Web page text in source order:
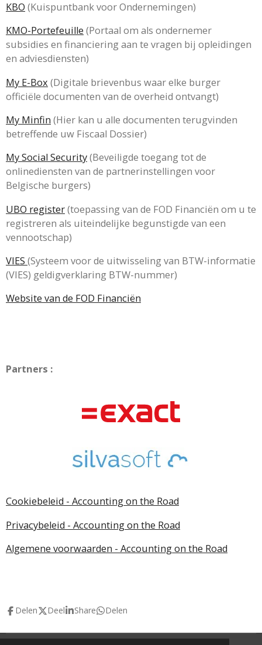
KBO (Kuispuntbank voor Ondernemingen)
KMO-Portefeuille (Portaal om als ondernemer
subsidies en financiering aan te vragen bij opleidingen
en adviesdiensten)
My E-Box (Digitale brievenbus waar elke burger
officiële documenten van de overheid ontvangt)
My Minfin (Hier kan u alle documenten terugvinden
betreffende uw Fiscaal Dossier)
My Social Security(Beveiligde toegang tot de
onlinediensten van de partnerinstellingen voor
Belgische burgers)
UBO register(toepassing van de FOD Financiën om u te
registreren als uiteindelijke begunstigde van een
vennootschap)
VIES (Systeem voor de uitwisseling van BTW-informatie
(VIES) geldigverklaring BTW-nummer)
Website van de FOD Financiën
Partners :
Cookiebeleid - Accounting on the Road
Privacybeleid - Accounting on the Road
Algemene voorwaarden - Accounting on the Road
Delen Deel Share Delen